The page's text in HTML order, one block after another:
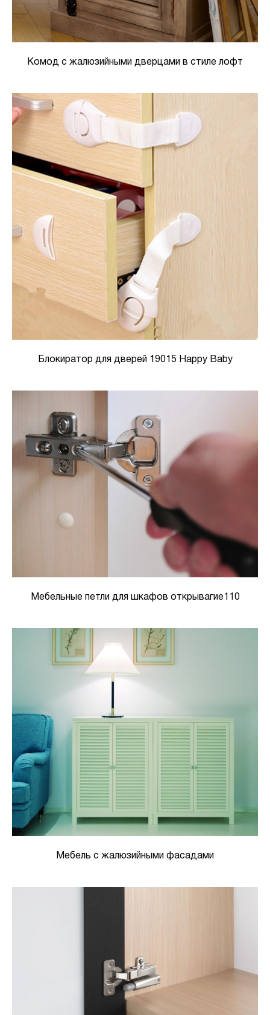
Комод с жалюзийными дверцами в стиле лофт
Блокиратор для дверей 19015 Happy Baby
Мебельные петли для шкафов открывагие110
Мебель с жалюзийными фасадами